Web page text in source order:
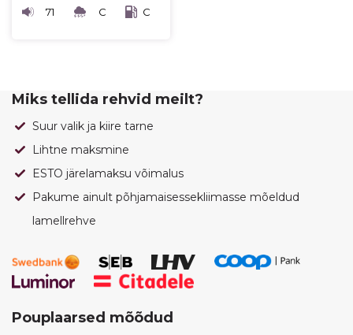
71 C C
Miks tellida rehvid meilt?
Suur valik ja kiire tarne
Lihtne maksmine
ESTO järelamaksu võimalus
Pakume ainult põhjamaisessekliimasse mõeldud
lamellrehve
Pouplaarsed mõõdud